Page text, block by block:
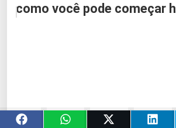
como você pode começar